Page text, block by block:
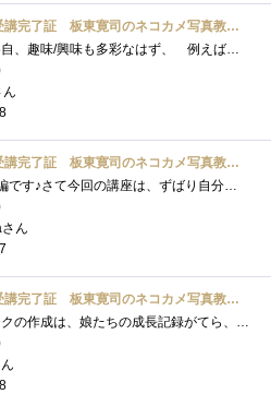
完了証 板東寛司のネコカメ写真教室パート2
★皆さん各自、趣味/興味も多彩なはず、 例えば星座、ペット、城などの歴史的建造物、アンティーク、 各種スポーツ、旅行の思い出、レシピ�...
ん
完了証 板東寛司のネコカメ写真教室パート2
第2弾上級編です♪さて今回の講座は、ずばり自分だけのフォトブック作りです♪まず、撮影した写真からお気に入りの写真を選びレイアウトなど�...
ん
完了証 板東寛司のネコカメ写真教室パート2
フォトブックの作成は、娘たちの成長記録がてら、毎年行っています。（「Photoback」というサービスを使っています。フォトブック作成サービス�...